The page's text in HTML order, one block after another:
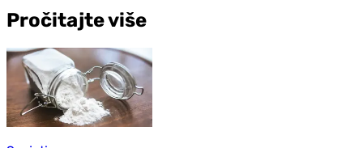
Pročitajte više